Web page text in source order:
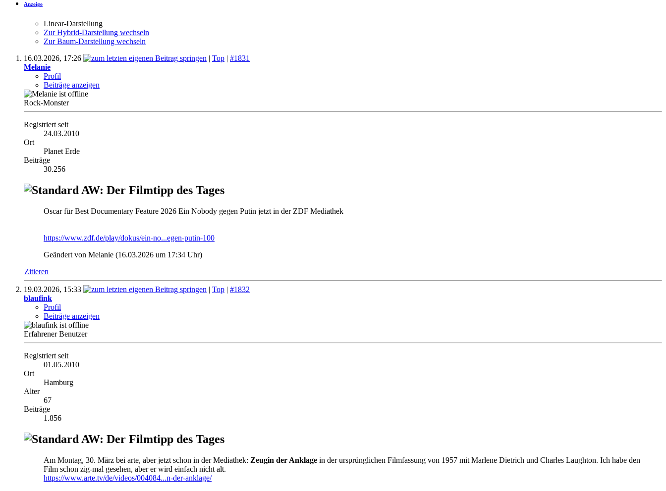
Anzeige
Linear-Darstellung
Zur Hybrid-Darstellung wechseln
Zur Baum-Darstellung wechseln
16.03.2026, 17:26 | Top | #1831
Melanie
Profil
Beiträge anzeigen
Rock-Monster
Registriert seit
24.03.2010
Ort
Planet Erde
Beiträge
30.256
AW: Der Filmtipp des Tages
Oscar für Best Documentary Feature 2026 Ein Nobody gegen Putin jetzt in der ZDF Mediathek
https://www.zdf.de/play/dokus/ein-no...egen-putin-100
Geändert von Melanie (16.03.2026 um 17:34 Uhr)
Zitieren
19.03.2026, 15:33 | Top | #1832
blaufink
Profil
Beiträge anzeigen
Erfahrener Benutzer
Registriert seit
01.05.2010
Ort
Hamburg
Alter
67
Beiträge
1.856
AW: Der Filmtipp des Tages
Am Montag, 30. März bei arte, aber jetzt schon in der Mediathek: Zeugin der Anklage in der ursprünglichen Filmfassung von 1957 mit Marlene Dietrich und Charles Laughton. Ich habe den
Film schon zig-mal gesehen, aber er wird einfach nicht alt.
https://www.arte.tv/de/videos/004084...n-der-anklage/